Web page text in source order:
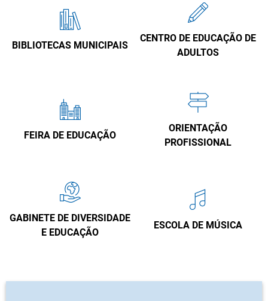
BIBLIOTECAS MUNICIPAIS
CENTRO DE EDUCAÇÃO DE
ADULTOS
FEIRA DE EDUCAÇÃO
ORIENTAÇÃO
PROFISSIONAL
GABINETE DE DIVERSIDADE
E EDUCAÇÃO
ESCOLA DE MÚSICA